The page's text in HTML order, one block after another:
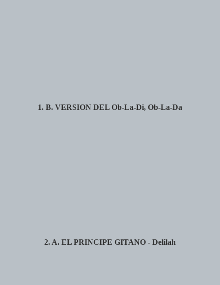
1. B. VERSION DEL Ob-La-Di, Ob-La-Da
2. A. EL PRINCIPE GITANO - Delilah